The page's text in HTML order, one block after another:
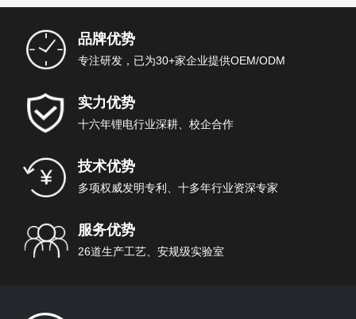
品牌优势
专注研发，已为30+家企业提供OEM/ODM
实力优势
十六年锂电行业深耕、校企合作
技术优势
多项权威发明专利、十多年行业资深专家
服务优势
26道生产工艺、安规级实验室